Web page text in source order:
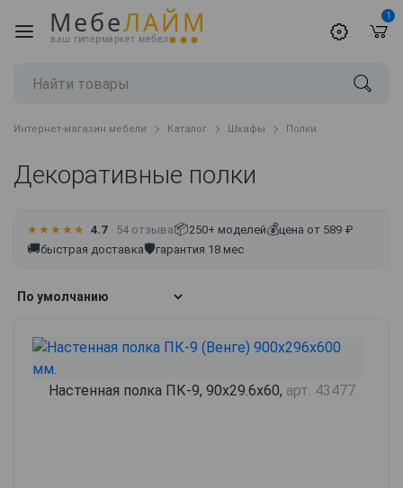
МебеЛАЙМ
ваш гипермаркет мебели
1
Интернет-магазин мебели Каталог Шкафы Полки
Декоративные полки
★★★★★ 4.7 · 54 отзыва📦250+ моделей💰цена от 589 ₽
🚚быстрая доставка🛡гарантия 18 мес
Настенная полка ПК-9, 90х29.6х60, арт. 43477